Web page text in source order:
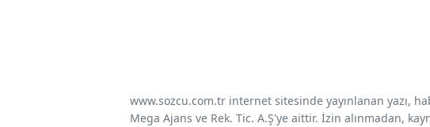
www.sozcu.com.tr internet sitesinde yayınlanan yazı,
Mega Ajans ve Rek. Tic. A.Ş'ye aittir. İzin alınmadan,